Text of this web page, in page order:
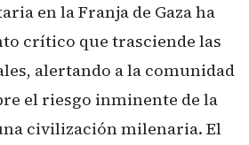
en la Franja de Gaza ha
crítico que trasciende las
alertando a la comunidad
el riesgo inminente de la
civilización milenaria. El